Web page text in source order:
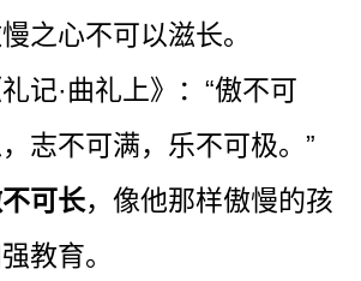
之心不可以滋长。
记·曲礼上》：“傲不可
志不可满，乐不可极。”
可长，像他那样傲慢的孩
教育。